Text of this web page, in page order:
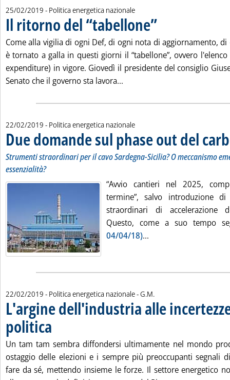
25/02/2019 - Politica energetica nazionale
Il ritorno del “tabellone”. Pubblicata lunedì 25
Come alla vigilia di ogni Def, di ogni nota di aggiornamento,
è tornato a galla in questi giorni il “tabellone”, ovvero
expenditure) in vigore. Giovedì il presidente del consiglio
Senato che il governo sta lavora...
22/02/2019 - Politica energetica nazionale
Due domande sul phase out del
Strumenti straordinari per il cavo Sardegna-Sicilia? O meccanismo
essenzialità?
“Avvio cantieri nel 2025,
termine”, salvo introduzione
straordinari di accelerazione
Questo, come a suo tempo
04/04/18)...
22/02/2019 - Politica energetica nazionale -di:
G.M.
L'argine dell'industria alle
politica
Un tam tam sembra diffondersi ultimamente nel mondo
ostaggio delle elezioni e i sempre più preoccupanti segnali
fare da sé, mettendo insieme le forze. Il settore energetico